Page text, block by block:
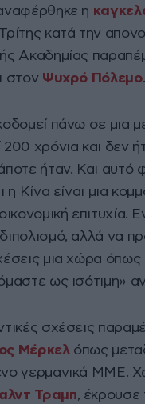
η
κατά την
Ακαδημίας
στον Ψυχρό Πόλεμο.
πάνω σε μια
200 χρόνια και δεν
ήταν. Και αυτό
η Κίνα είναι μια
επιτυχία.
αλλά να
μια χώρα όπως
ως ισότιμη»
σχέσεις
Μέρκελόπως
γερμανικά ΜΜΕ.
Τραμπ, έκρουσε